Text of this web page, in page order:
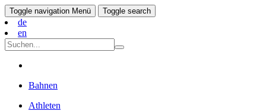
Toggle navigation Menü Toggle search
de
en
Bahnen
Athleten